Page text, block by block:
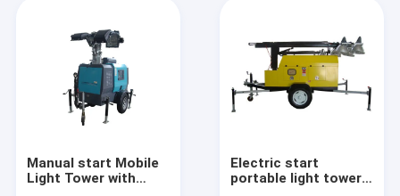
Manual start Mobile
Light Tower with
Electric start
portable light towers